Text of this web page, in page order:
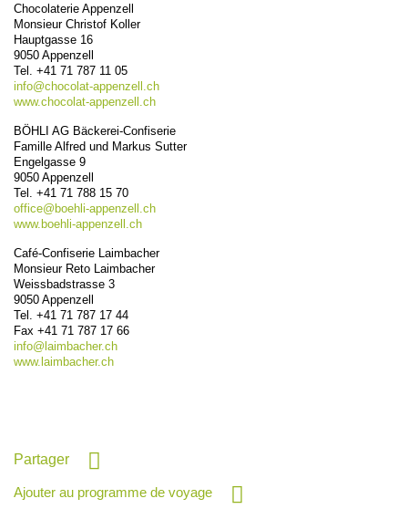
Chocolaterie Appenzell
Monsieur Christof Koller
Hauptgasse 16
9050 Appenzell
Tel. +41 71 787 11 05
info@chocolat-appenzell.ch
www.chocolat-appenzell.ch
BÖHLI AG Bäckerei-Confiserie
Famille Alfred und Markus Sutter
Engelgasse 9
9050 Appenzell
Tel. +41 71 788 15 70
office@boehli-appenzell.ch
www.boehli-appenzell.ch
Café-Confiserie Laimbacher
Monsieur Reto Laimbacher
Weissbadstrasse 3
9050 Appenzell
Tel. +41 71 787 17 44
Fax +41 71 787 17 66
info@laimbacher.ch
www.laimbacher.ch
Partager
Ajouter au programme de voyage